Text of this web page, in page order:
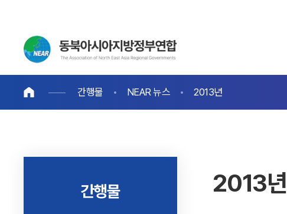
간행물 NEAR 뉴스 2013년
간행물 2013년